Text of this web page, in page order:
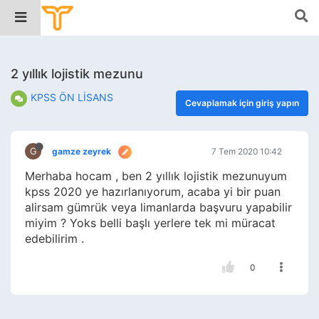
2 yıllık lojistik mezunu
KPSS ÖN LİSANS Cevaplamak için giriş yapın
G gamze zeyrek 7 Tem 2020 10:42
Merhaba hocam , ben 2 yıllık lojistik mezunuyum
kpss 2020 ye hazırlanıyorum, acaba yi bir puan
alirsam gümrük veya limanlarda başvuru yapabilir
miyim ? Yoks belli başlı yerlere tek mi müracat
edebilirim .
0